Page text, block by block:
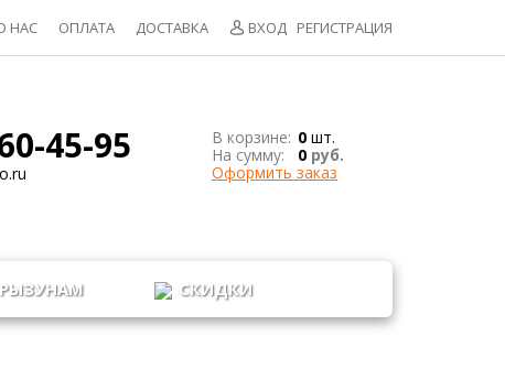
НАС ОПЛАТА ДОСТАВКА ВХОД РЕГИСТРАЦИЯ
45-95 В корзине: 0 шт.
На сумму:
0 руб.
Оформить заказ
СКИДКИ